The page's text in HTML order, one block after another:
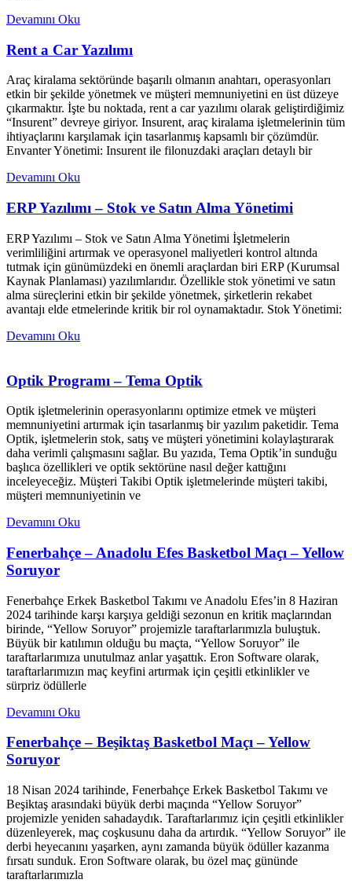
Devamını Oku
Rent a Car Yazılımı
Araç kiralama sektöründe başarılı olmanın anahtarı, operasyonları
etkin bir şekilde yönetmek ve müşteri memnuniyetini en üst düzeye
çıkarmaktır. İşte bu noktada, rent a car yazılımı olarak geliştirdiğimiz
“Insurent” devreye giriyor. Insurent, araç kiralama işletmelerinin tüm
ihtiyaçlarını karşılamak için tasarlanmış kapsamlı bir çözümdür.
Envanter Yönetimi: Insurent ile filonuzdaki araçları detaylı bir
Devamını Oku
ERP Yazılımı – Stok ve Satın Alma Yönetimi
ERP Yazılımı – Stok ve Satın Alma Yönetimi İşletmelerin
verimliliğini artırmak ve operasyonel maliyetleri kontrol altında
tutmak için günümüzdeki en önemli araçlardan biri ERP (Kurumsal
Kaynak Planlaması) yazılımlarıdır. Özellikle stok yönetimi ve satın
alma süreçlerini etkin bir şekilde yönetmek, şirketlerin rekabet
avantajı elde etmelerinde kritik bir rol oynamaktadır. Stok Yönetimi:
Devamını Oku
Optik Programı – Tema Optik
Optik işletmelerinin operasyonlarını optimize etmek ve müşteri
memnuniyetini artırmak için tasarlanmış bir yazılım paketidir. Tema
Optik, işletmelerin stok, satış ve müşteri yönetimini kolaylaştırarak
daha verimli çalışmasını sağlar. Bu yazıda, Tema Optik’in sunduğu
başlıca özellikleri ve optik sektörüne nasıl değer kattığını
inceleyeceğiz. Müşteri Takibi Optik işletmelerinde müşteri takibi,
müşteri memnuniyetinin ve
Devamını Oku
Fenerbahçe – Anadolu Efes Basketbol Maçı – Yellow
Soruyor
Fenerbahçe Erkek Basketbol Takımı ve Anadolu Efes’in 8 Haziran
2024 tarihinde karşı karşıya geldiği sezonun en kritik maçlarından
birinde, “Yellow Soruyor” projemizle taraftarlarımızla buluştuk.
Büyük bir katılımın olduğu bu maçta, “Yellow Soruyor” ile
taraftarlarımıza unutulmaz anlar yaşattık. Eron Software olarak,
taraftarlarımızın maç keyfini artırmak için çeşitli etkinlikler ve
sürpriz ödüllerle
Devamını Oku
Fenerbahçe – Beşiktaş Basketbol Maçı – Yellow
Soruyor
18 Nisan 2024 tarihinde, Fenerbahçe Erkek Basketbol Takımı ve
Beşiktaş arasındaki büyük derbi maçında “Yellow Soruyor”
projemizle yeniden sahadaydık. Taraftarlarımız için çeşitli etkinlikler
düzenleyerek, maç coşkusunu daha da artırdık. “Yellow Soruyor” ile
derbi heyecanını yaşarken, aynı zamanda büyük ödüller kazanma
fırsatı sunduk. Eron Software olarak, bu özel maç gününde
taraftarlarımızla